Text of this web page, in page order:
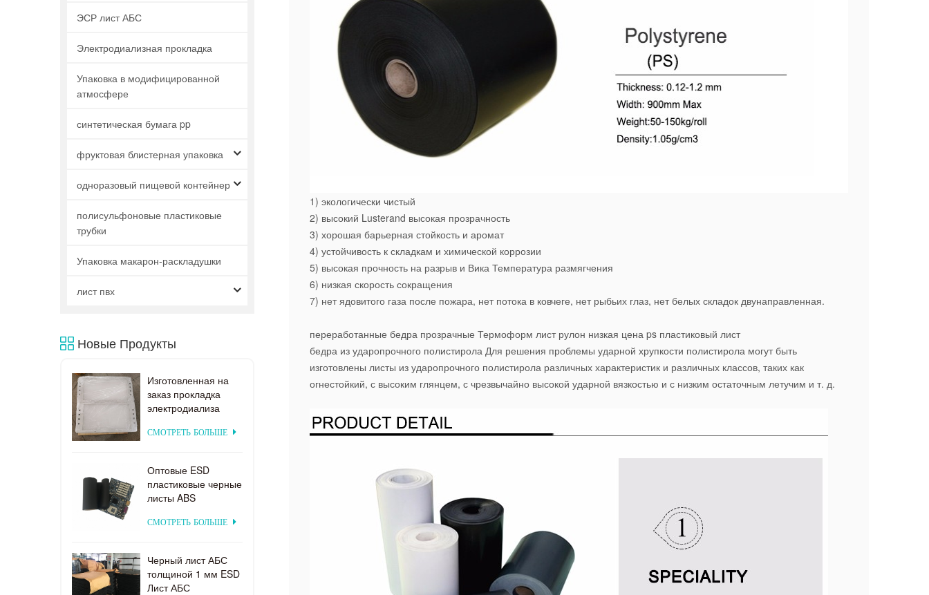
1) экологически чистый
2) высокий Lusterand высокая прозрачность
3) хорошая барьерная стойкость и аромат
4) устойчивость к складкам и химической коррозии
5) высокая прочность на разрыв и Вика Температура размягчения
6) низкая скорость сокращения
7) нет ядовитого газа после пожара, нет потока в ковчеге, нет рыбьих глаз, нет белых складок двунаправленная.
переработанные бедра прозрачные Термоформ лист рулон низкая цена ps пластиковый лист
бедра из ударопрочного полистирола Для решения проблемы ударной хрупкости полистирола могут быть
изготовлены листы из ударопрочного полистирола различных характеристик и различных классов, таких как
огнестойкий, с высоким глянцем, с чрезвычайно высокой ударной вязкостью и с низким остаточным летучим и т. д.
ЭСР лист АБС
Электродиализная прокладка
Упаковка в модифицированной
атмосфере
синтетическая бумага pp
фруктовая блистерная упаковка
одноразовый пищевой контейнер
полисульфоновые пластиковые
трубки
Упаковка макарон-раскладушки
лист пвх
Новые Продукты
Изготовленная на
заказ прокладка
электродиализа
пластиковая для
СМОТРЕТЬ БОЛЬШЕ
Оптовые ESD
пластиковые черные
листы ABS
термоформования
СМОТРЕТЬ БОЛЬШЕ
Черный лист АБС
толщиной 1 мм ESD
Лист АБС